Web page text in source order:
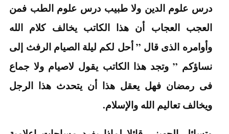
درس علوم الدين ولا طبيب درس علوم الطب فمن
العجب العجاب أن هذا الكاتب يخالف كلام الله
وأوامره الذى قال ” أحل لكم ليلة الصيام الرفث إلى
نساؤكم ” وتجد هذا الكاتب يقول لاصيام ولا جماع
فى رمضان فهل يعقل هذا أن يتحدث هذا الرجل
ويخالف تعاليم الله والإسلام.